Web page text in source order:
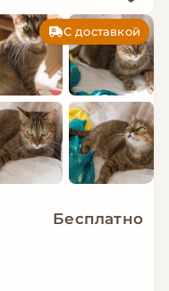
С доставкой
Бесплатно